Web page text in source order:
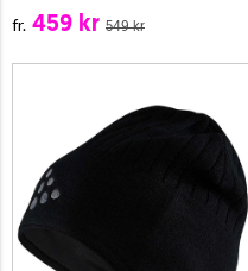
fr. 459 kr 549 kr